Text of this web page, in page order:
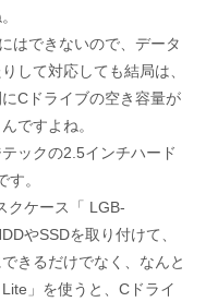
はできないので、データ
して対応しても結局は、
Cドライブの空き容量が
ですよね。
ックの2.5インチハード
。
クケース「 LGB-
やSSDを取り付けて、
きるだけでなく、なんと
」を使うと、Cドライ